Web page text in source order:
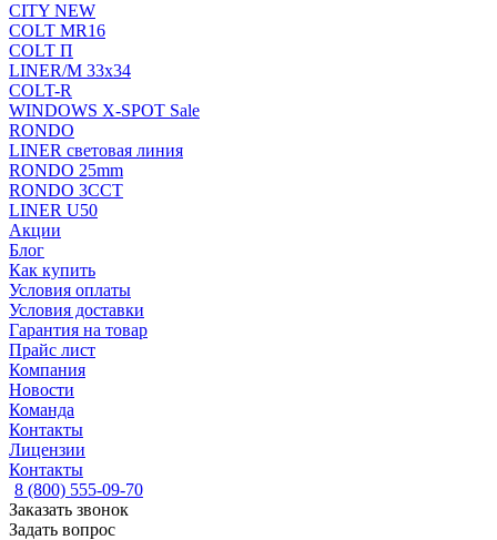
CITY NEW
COLT MR16
COLT П
LINER/М 33х34
COLT-R
WINDOWS X-SPOT Sale
RONDO
LINER световая линия
RONDO 25mm
RONDO 3CCT
LINER U50
Акции
Блог
Как купить
Условия оплаты
Условия доставки
Гарантия на товар
Прайс лист
Компания
Новости
Команда
Контакты
Лицензии
Контакты
8 (800) 555-09-70
Заказать звонок
Задать вопрос